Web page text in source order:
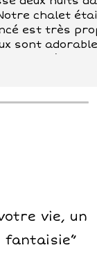
était top,
est très
sont
vie, un